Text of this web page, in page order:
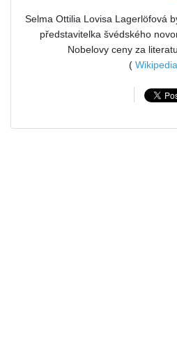
Selma Ottilia Lovisa Lagerlöfová
představitelka švédského
Nobelovy ceny za
( Wikipedia